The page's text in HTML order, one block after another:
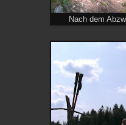
Nach dem